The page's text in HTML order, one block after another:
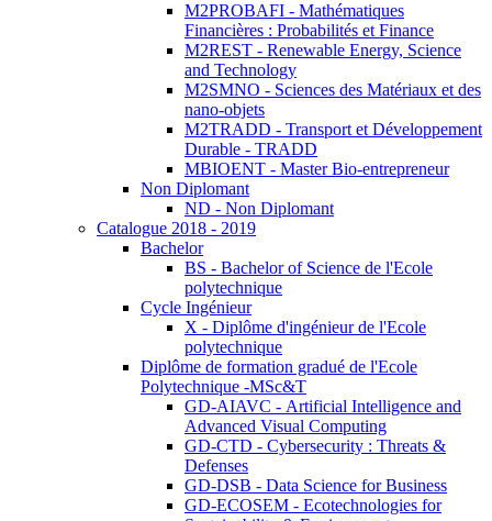
M2PROBAFI - Mathématiques
Financières : Probabilités et Finance
M2REST - Renewable Energy, Science
and Technology
M2SMNO - Sciences des Matériaux et des
nano-objets
M2TRADD - Transport et Développement
Durable - TRADD
MBIOENT - Master Bio-entrepreneur
Non Diplomant
ND - Non Diplomant
Catalogue 2018 - 2019
Bachelor
BS - Bachelor of Science de l'Ecole
polytechnique
Cycle Ingénieur
X - Diplôme d'ingénieur de l'Ecole
polytechnique
Diplôme de formation gradué de l'Ecole
Polytechnique -MSc&T
GD-AIAVC - Artificial Intelligence and
Advanced Visual Computing
GD-CTD - Cybersecurity : Threats &
Defenses
GD-DSB - Data Science for Business
GD-ECOSEM - Ecotechnologies for